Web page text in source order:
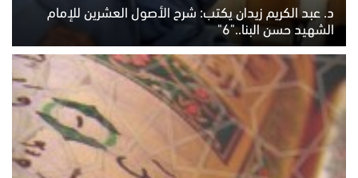
د. عبد الكريم زيدان يكتب: شرح الأصول العشرين للإمام
الشهيد حسن البنا.."6"
الاثنين 10 أغسطس 2026 10:48 ص